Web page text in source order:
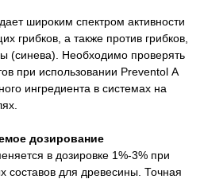
широким спектром активности
грибков, а также против грибков,
(синева). Необходимо проверять
при использовании Preventol А
ингредиента в системах на
дозирование
в дозировке 1%-3% при
составов для древесины. Точная